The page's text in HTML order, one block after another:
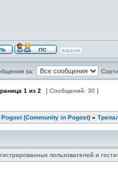
за:
1 из 2 [ Сообщений: 30 ]
(Community in Pogost) »
пользователей и